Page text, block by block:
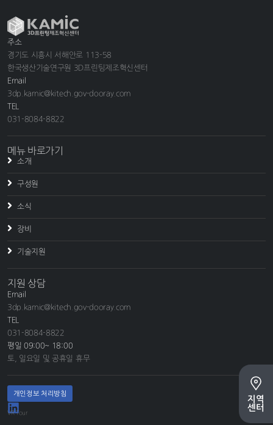
주소
경기도 시흥시 서해안로 113-58
한국생산기술연구원 3D프린팅제조혁신센터
Email
3dp.kamic@kitech.gov-dooray.com
TEL
031-8084-8822
메뉴 바로가기
소개
구성원
소식
장비
기술지원
지원 상담
Email
3dp.kamic@kitech.gov-dooray.com
TEL
031-8084-8822
평일 09:00~ 18:00
토, 일요일 및 공휴일 휴무
개인정보 처리방침
VR Tour
지역
센터